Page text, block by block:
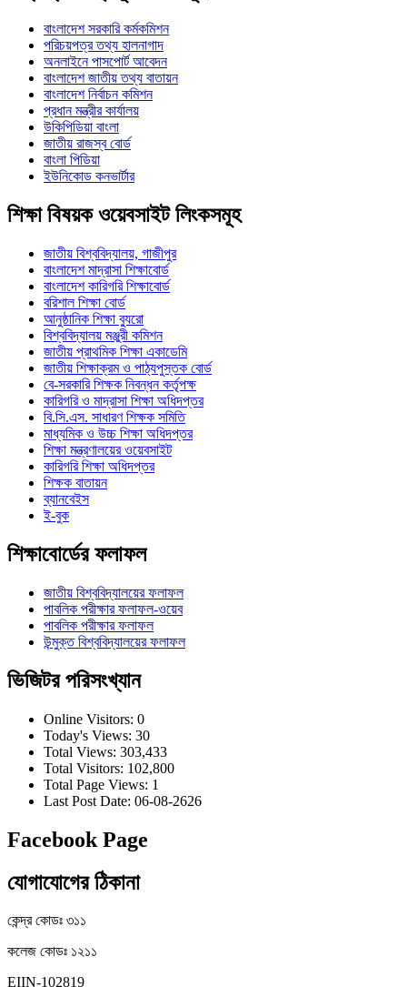
বাংলাদেশ সরকারি কর্মকমিশন
পরিচয়পত্র তথ্য হালনাগাদ
অনলাইনে পাসপোর্ট আবেদন
বাংলাদেশ জাতীয় তথ্য বাতায়ন
বাংলাদেশ নির্বাচন কমিশন
প্রধান মন্ত্রীর কার্যালয়
উকিপিডিয়া বাংলা
জাতীয় রাজস্ব বোর্ড
বাংলা পিডিয়া
ইউনিকোড কনভার্টার
শিক্ষা বিষয়ক ওয়েবসাইট লিংকসমূহ
জাতীয় বিশ্ববিদ্যালয়, গাজীপুর
বাংলাদেশ মাদ্রাসা শিক্ষাবোর্ড
বাংলাদেশ কারিগরি শিক্ষাবোর্ড
বরিশাল শিক্ষা বোর্ড
আনুষ্ঠানিক শিক্ষা ব্যুরো
বিশ্ববিদ্যালয় মঞ্জুরী কমিশন
জাতীয় প্রাথমিক শিক্ষা একাডেমি
জাতীয় শিক্ষাক্রম ও পাঠ্যপুস্তক বোর্ড
বে-সরকারি শিক্ষক নিবন্ধন কর্তৃপক্ষ
কারিগরি ও মাদ্রাসা শিক্ষা অধিদপ্তর
বি.সি.এস. সাধারণ শিক্ষক সমিতি
মাধ্যমিক ও উচ্চ শিক্ষা অধিদপ্তর
শিক্ষা মন্ত্রণালয়ের ওয়েবসাইট
কারিগরি শিক্ষা অধিদপ্তর
শিক্ষক বাতায়ন
ব্যানবেইস
ই-বুক
শিক্ষাবোর্ডের ফলাফল
জাতীয় বিশ্ববিদ্যালয়ের ফলাফল
পাবলিক পরীক্ষার ফলাফল-ওয়েব
পাবলিক পরীক্ষার ফলাফল
উন্মুক্ত বিশ্ববিদ্যালয়ের ফলাফল
ভিজিটর পরিসংখ্যান
Online Visitors: 0
Today's Views: 30
Total Views: 303,433
Total Visitors: 102,800
Total Page Views: 1
Last Post Date: 06-08-2626
Facebook Page
যোগাযোগের ঠিকানা
কেন্দ্র কোডঃ ৩১১
কলেজ কোডঃ ১২১১
EIIN-102819